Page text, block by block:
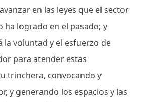
en las leyes que el sector
ha logrado en el pasado; y
la voluntad y el esfuerzo de
para atender estas
trinchera, convocando y
y generando los espacios y las